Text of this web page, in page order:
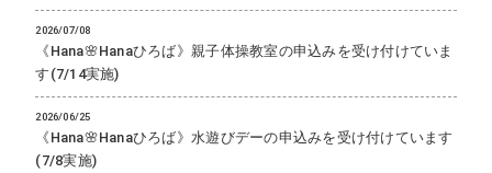
2026/07/08
《Hana🌸Hanaひろば》親子体操教室の申込みを受け付けていま
す(7/14実施)
2026/06/25
《Hana🌸Hanaひろば》水遊びデーの申込みを受け付けています
(7/8実施)